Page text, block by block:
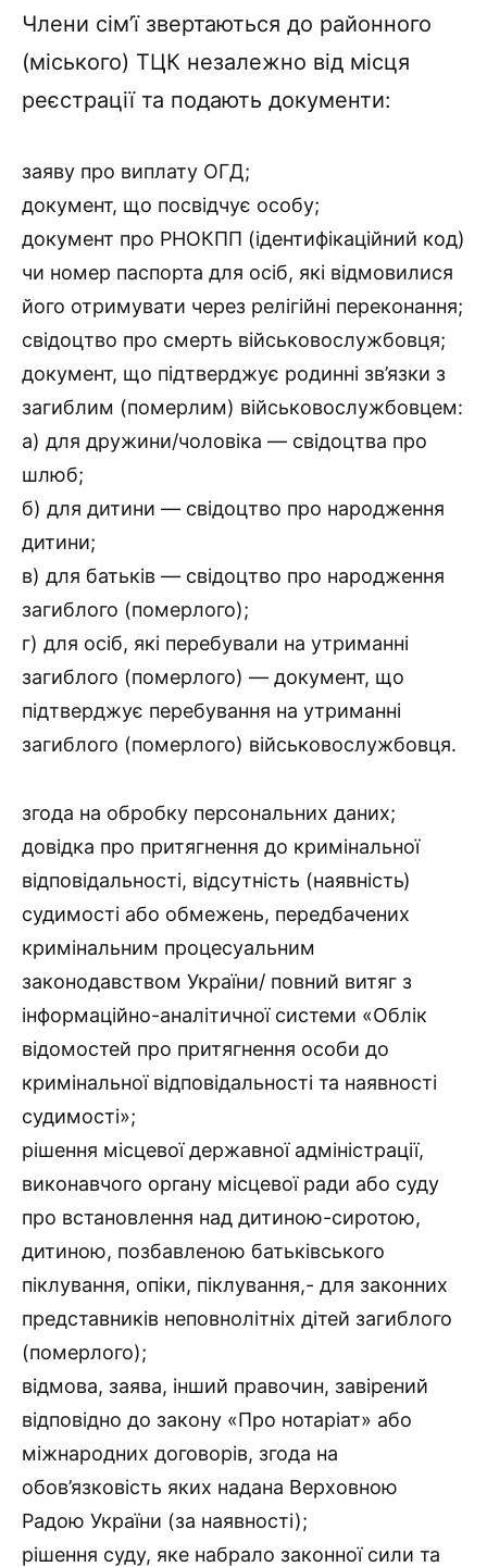
Члени сім’ї звертаються до районного
(міського) ТЦК незалежно від місця
реєстрації та подають документи:
заяву про виплату ОГД;
документ, що посвідчує особу;
документ про РНОКПП (ідентифікаційний код)
чи номер паспорта для осіб, які відмовилися
його отримувати через релігійні переконання;
свідоцтво про смерть військовослужбовця;
документ, що підтверджує родинні зв’язки з
загиблим (померлим) військовослужбовцем:
а) для дружини/чоловіка — свідоцтва про
шлюб;
б) для дитини — свідоцтво про народження
дитини;
в) для батьків — свідоцтво про народження
загиблого (померлого);
г) для осіб, які перебували на утриманні
загиблого (померлого) — документ, що
підтверджує перебування на утриманні
загиблого (померлого) військовослужбовця.
згода на обробку персональних даних;
довідка про притягнення до кримінальної
відповідальності, відсутність (наявність)
судимості або обмежень, передбачених
кримінальним процесуальним
законодавством України/ повний витяг з
інформаційно-аналітичної системи «Облік
відомостей про притягнення особи до
кримінальної відповідальності та наявності
судимості»;
рішення місцевої державної адміністрації,
виконавчого органу місцевої ради або суду
про встановлення над дитиною-сиротою,
дитиною, позбавленою батьківського
піклування, опіки, піклування,- для законних
представників неповнолітніх дітей загиблого
(померлого);
відмова, заява, інший правочин, завірений
відповідно до закону «Про нотаріат» або
міжнародних договорів, згода на
обов’язковість яких надана Верховною
Радою України (за наявності);
рішення суду, яке набрало законної сили та